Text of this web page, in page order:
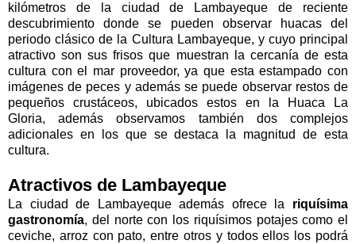
kilómetros de la ciudad de Lambayeque de reciente
descubrimiento donde se pueden observar huacas del
periodo clásico de la Cultura Lambayeque, y cuyo principal
atractivo son sus frisos que muestran la cercanía de esta
cultura con el mar proveedor, ya que esta estampado con
imágenes de peces y además se puede observar restos de
pequeños crustáceos, ubicados estos en la Huaca La
Gloria, además observamos también dos complejos
adicionales en los que se destaca la magnitud de esta
cultura.
Atractivos de Lambayeque
La ciudad de Lambayeque además ofrece la riquísima
gastronomía, del norte con los riquísimos potajes como el
ceviche, arroz con pato, entre otros y todos ellos los podrá